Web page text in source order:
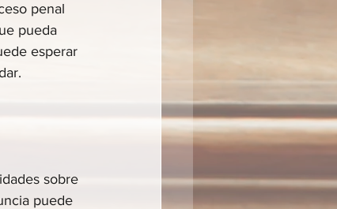
penal
pueda
esperar
sobre
puede